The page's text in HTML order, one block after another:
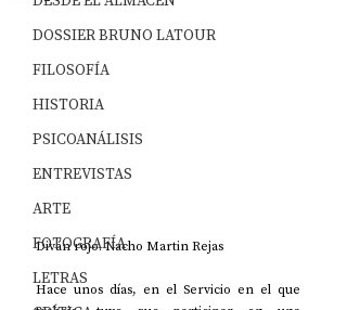
DOSSIER BRUNO LATOUR
FILOSOFÍA
HISTORIA
PSICOANÁLISIS
ENTREVISTAS
ARTE
FOTOGRAFÍA
LETRAS
Diván rojo. Nacho Martin Rejas
Hace unos días, en el Servicio en el que